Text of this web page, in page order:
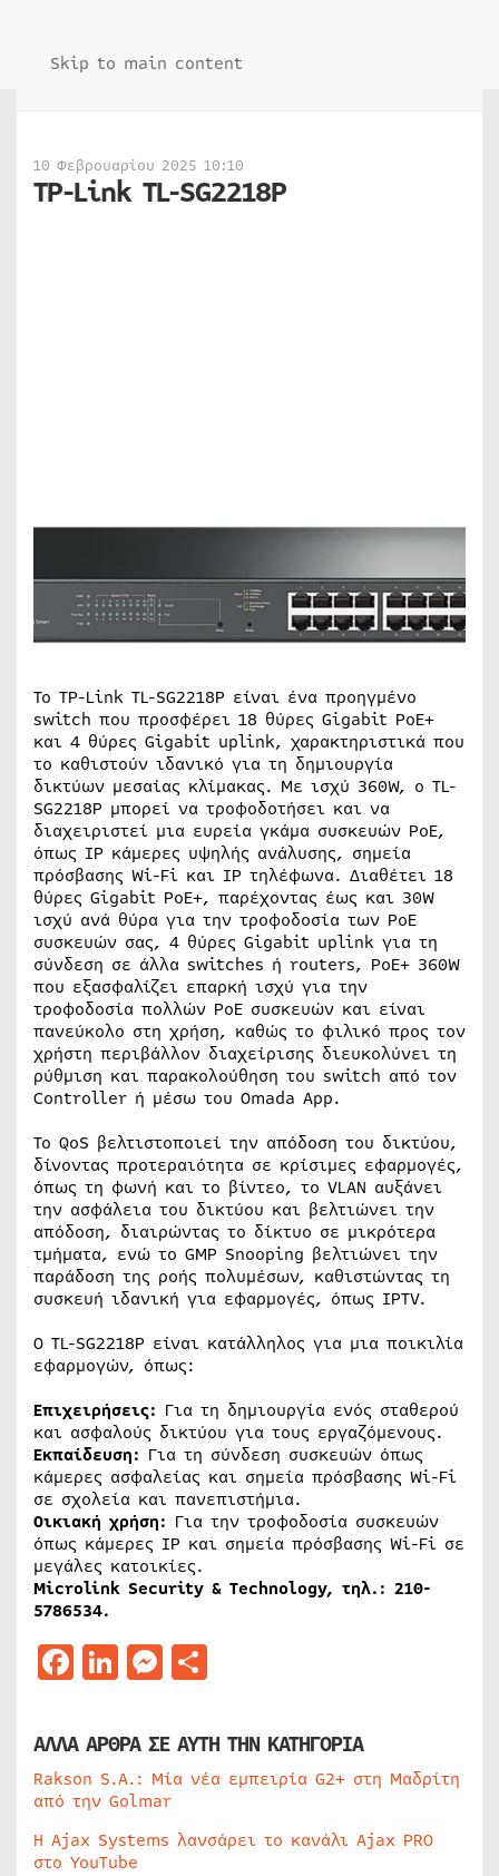
Skip to main content
10 Φεβρουαρίου 2025 10:10
TP-Link TL-SG2218P
Το TP-Link TL-SG2218P είναι ένα προηγμένο
switch που προσφέρει 18 θύρες Gigabit PoE+
και 4 θύρες Gigabit uplink, χαρακτηριστικά που
το καθιστούν ιδανικό για τη δημιουργία
δικτύων μεσαίας κλίμακας. Με ισχύ 360W, ο TL-
SG2218P μπορεί να τροφοδοτήσει και να
διαχειριστεί μια ευρεία γκάμα συσκευών PoE,
όπως IP κάμερες υψηλής ανάλυσης, σημεία
πρόσβασης Wi-Fi και IP τηλέφωνα. Διαθέτει 18
θύρες Gigabit PoE+, παρέχοντας έως και 30W
ισχύ ανά θύρα για την τροφοδοσία των PoE
συσκευών σας, 4 θύρες Gigabit uplink για τη
σύνδεση σε άλλα switches ή routers, PoE+ 360W
που εξασφαλίζει επαρκή ισχύ για την
τροφοδοσία πολλών PoE συσκευών και είναι
πανεύκολο στη χρήση, καθώς το φιλικό προς τον
χρήστη περιβάλλον διαχείρισης διευκολύνει τη
ρύθμιση και παρακολούθηση του switch από τον
Controller ή μέσω του Omada App.
Το QoS βελτιστοποιεί την απόδοση του δικτύου,
δίνοντας προτεραιότητα σε κρίσιμες εφαρμογές,
όπως τη φωνή και το βίντεο, το VLAN αυξάνει
την ασφάλεια του δικτύου και βελτιώνει την
απόδοση, διαιρώντας το δίκτυο σε μικρότερα
τμήματα, ενώ το GMP Snooping βελτιώνει την
παράδοση της ροής πολυμέσων, καθιστώντας τη
συσκευή ιδανική για εφαρμογές, όπως IPTV.
Ο TL-SG2218P είναι κατάλληλος για μια ποικιλία
εφαρμογών, όπως:
Επιχειρήσεις: Για τη δημιουργία ενός σταθερού
και ασφαλούς δικτύου για τους εργαζόμενους.
Εκπαίδευση: Για τη σύνδεση συσκευών όπως
κάμερες ασφαλείας και σημεία πρόσβασης Wi-Fi
σε σχολεία και πανεπιστήμια.
Οικιακή χρήση: Για την τροφοδοσία συσκευών
όπως κάμερες IP και σημεία πρόσβασης Wi-Fi σε
μεγάλες κατοικίες.
Microlink Security & Technology, τηλ.: 210-
5786534.
Facebook
LinkedIn
Messenger
ΑΛΛΑ ΑΡΘΡΑ ΣΕ ΑΥΤΗ ΤΗΝ ΚΑΤΗΓΟΡΙΑ
Rakson S.A.: Μία νέα εμπειρία G2+ στη Μαδρίτη
από την Golmar
Η Ajax Systems λανσάρει το κανάλι Ajax PRO
στο YouTube